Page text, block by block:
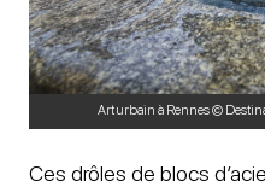
Art urbain à Rennes ©
Ces drôles de blocs